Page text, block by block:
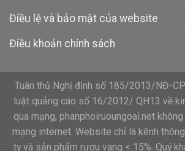
Điều lệ và bảo mật của website
Điều khoản chính sách
Tuân thủ Nghị định số 185/2013/NĐ-
luật quảng cáo số 16/2012/ QH13 về
qua mạng, phanphoiruoungoai.net
mạng internet. Website chỉ là kênh
ty và sản phẩm rượu vang < 15%. Quý